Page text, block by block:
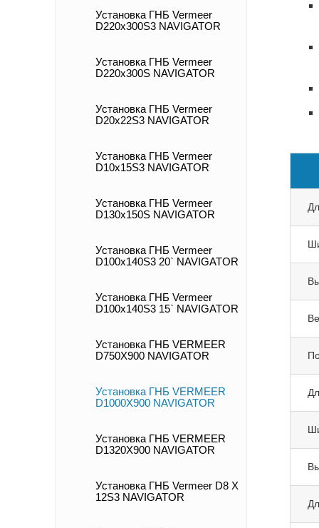
Установка ГНБ Vermeer
D220x300S3 NAVIGATOR
Установка ГНБ Vermeer
D220x300S NAVIGATOR
Установка ГНБ Vermeer
D20x22S3 NAVIGATOR
Установка ГНБ Vermeer
D10x15S3 NAVIGATOR
Установка ГНБ Vermeer
D130х150S NAVIGATOR
Установка ГНБ Vermeer
D100x140S3 20` NAVIGATOR
Установка ГНБ Vermeer
D100x140S3 15` NAVIGATOR
Установка ГНБ VERMEER
D750X900 NAVIGATOR
Установка ГНБ VERMEER
D1000X900 NAVIGATOR
Установка ГНБ VERMEER
D1320X900 NAVIGATOR
Установка ГНБ Vermeer D8 X
12S3 NAVIGATOR